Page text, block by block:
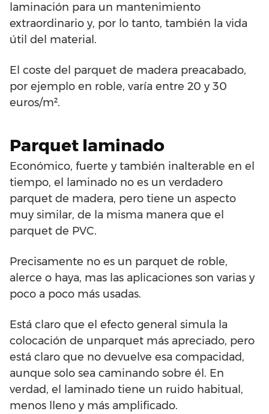
laminación para un mantenimiento
extraordinario y, por lo tanto, también la vida
útil del material.
El coste del parquet de madera preacabado,
por ejemplo en roble, varía entre 20 y 30
euros/m².
Parquet laminado
Económico, fuerte y también inalterable en el
tiempo, el laminado no es un verdadero
parquet de madera, pero tiene un aspecto
muy similar, de la misma manera que el
parquet de PVC.
Precisamente no es un parquet de roble,
alerce o haya, mas las aplicaciones son varias y
poco a poco más usadas.
Está claro que el efecto general simula la
colocación de unparquet más apreciado, pero
está claro que no devuelve esa compacidad,
aunque solo sea caminando sobre él. En
verdad, el laminado tiene un ruido habitual,
menos lleno y más amplificado.